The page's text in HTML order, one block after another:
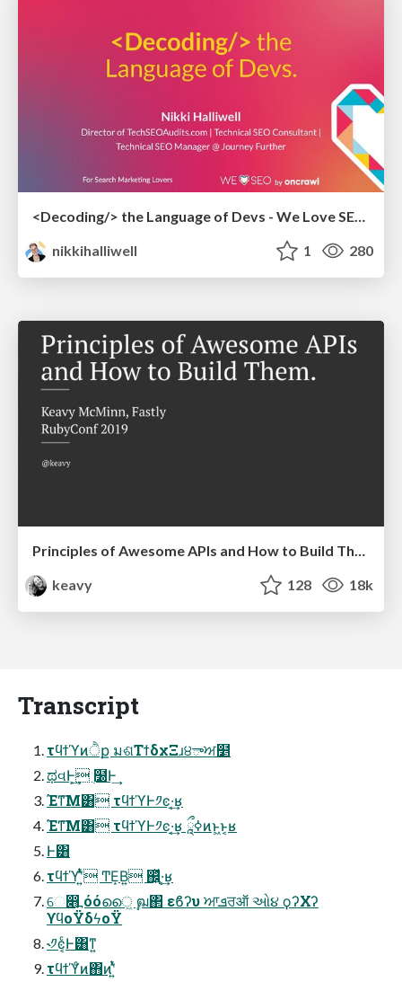
nikkihalliwell
1 280
Principles of Awesome APIs and How to Build Them.
keavy
128 18k
Transcript
τϥϯϓͷੈք มଶΤϯδχΞɹ੪ాਅ໵
ಥવͰ͕͢ ࣭໰Ͱ͢
Έͳ͞Μ͸ τϥϯϓͰ༡ͼ·͔͢ʁ
Έͳ͞Μ͸ τϥϯϓͰ༡ͼ·͔͢ʁ ཱྀߦͷͱ͖ͱ͔ʁ
Ͱ͸
τϥϯϓʹ͍ͭͯ ͲΕ͙Β͍ ஌͍ͬͯ·͔͢ʁ
େ෋߽ όόൈ͖ ࣣฒ΂ εϐʔυ ਆܦਰऑ ઓ૪ ϙʔΧʔ
ϒϥοΫδϟοΫ
˞༡ͼ͔ͨͰ͸ͳ͍
τϥϯϓͦͷ΋ͷʹ͍ͭͯ